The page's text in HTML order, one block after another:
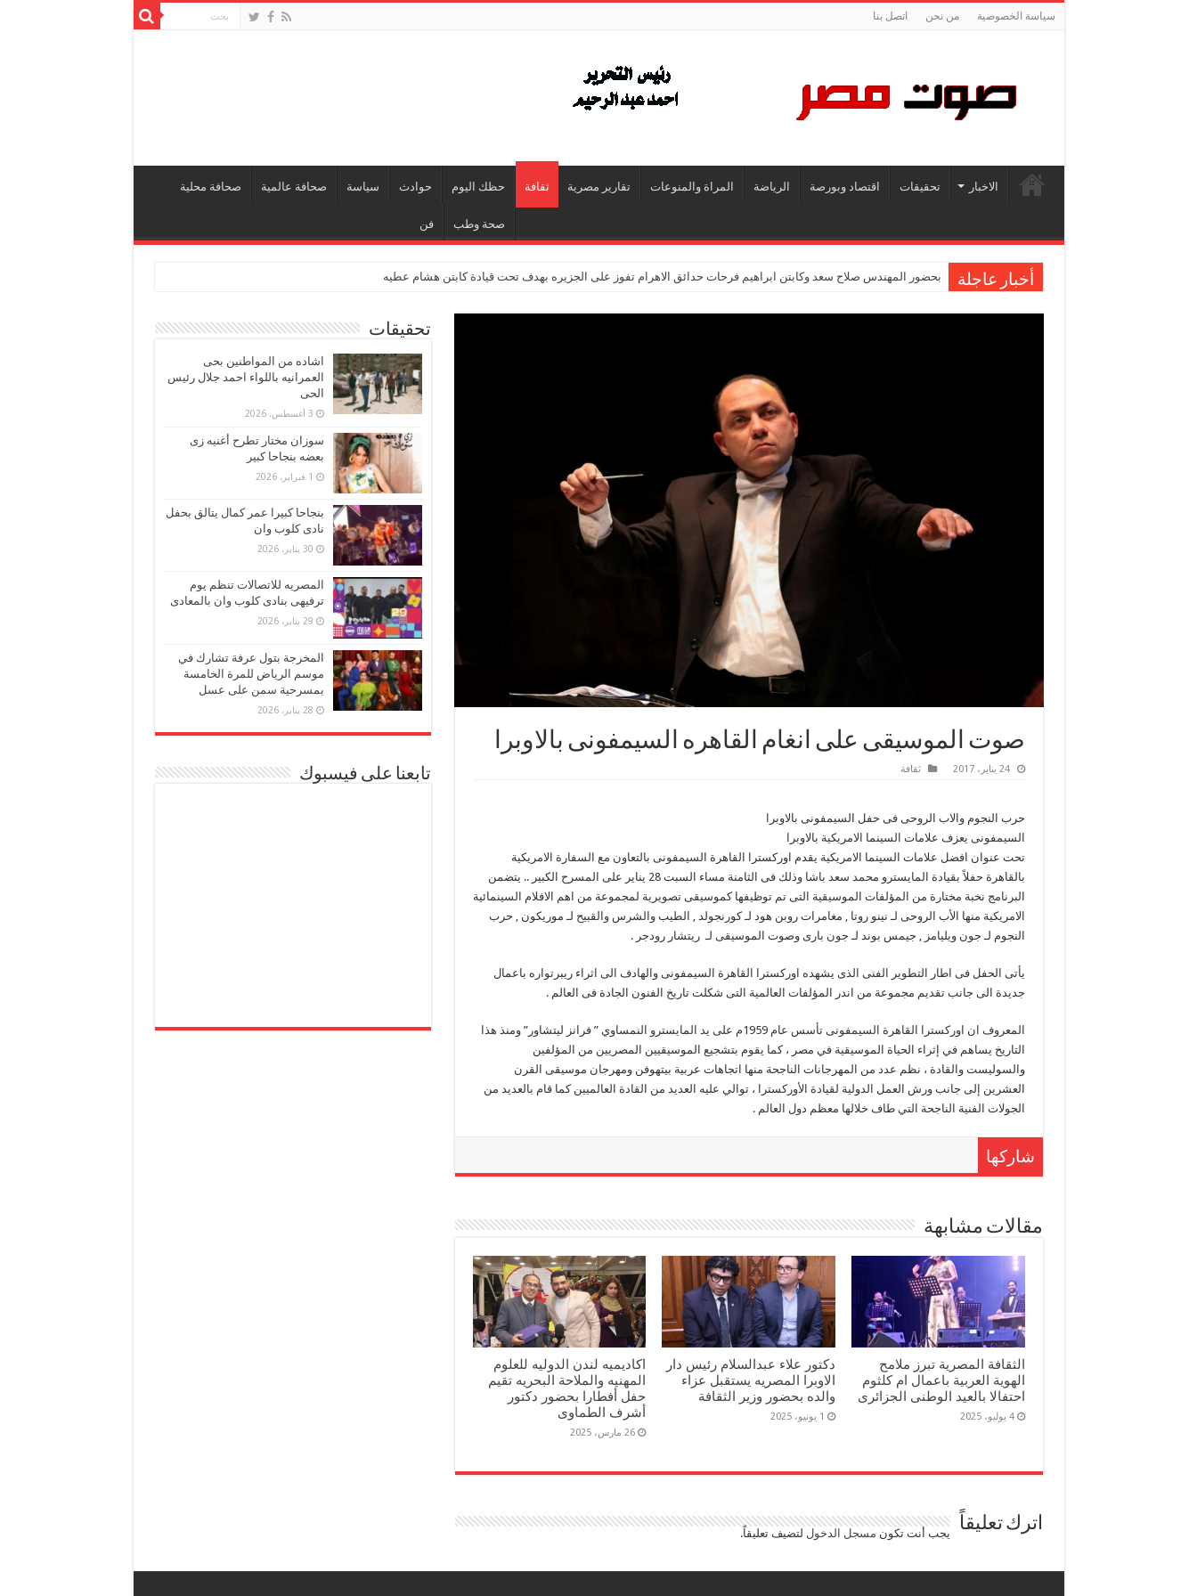
سياسة الخصوصية من نحن اتصل بنا
الاخبار تحقيقات اقتصاد وبورصة الرياضة المراة والمنوعات تقارير مصرية ثقافة حظك اليوم حوادث سياسة صحافة عالمية صحافة محلية
صحة وطب فن
أخبار عاجلة بحضور المهندس صلاح سعد وكابتن ابراهيم فرحات حدائق الاهرام تفوز على الجزيره بهدف تحت قيادة كابتن هشام عطيه
صوت الموسيقى على انغام القاهره السيمفونى بالاوبرا
24 يناير، 2017 ثقافة
حرب النجوم والاب الروحى فى حفل السيمفونى بالاوبرا
السيمفونى يعزف علامات السينما الامريكية بالاوبرا
تحت عنوان افضل علامات السينما الامريكية يقدم اوركسترا القاهرة السيمفونى بالتعاون مع السفارة الامريكية
بالقاهرة حفلاً بقيادة المايسترو محمد سعد باشا وذلك فى الثامنة مساء السبت 28 يناير على المسرح الكبير .. يتضمن
البرنامج نخبة مختارة من المؤلفات الموسيقية التى تم توظيفها كموسيقى تصويرية لمجموعة من اهم الافلام السينمائية
الامريكية منها الأب الروحى لـ نينو روتا , مغامرات روبن هود لـ كورنجولد , الطيب والشرس والقبيح لـ موريكون , حرب
النجوم لـ جون ويليامز , جيمس بوند لـ جون بارى وصوت الموسيقى لـ ريتشار رودجر .
يأتى الحفل فى اطار التطوير الفنى الذى يشهده اوركسترا القاهرة السيمفونى والهادف الى اثراء ريبرتواره باعمال
جديدة الى جانب تقديم مجموعة من اندر المؤلفات العالمية التى شكلت تاريخ الفنون الجادة فى العالم .
المعروف ان اوركسترا القاهرة السيمفونى تأسس عام 1959م على يد المايسترو النمساوي ” فرانز ليتشاور” ومنذ هذا
التاريخ يساهم في إثراء الحياة الموسيقية في مصر ، كما يقوم بتشجيع الموسيقيين المصريين من المؤلفين
والسوليست والقادة ، نظم عدد من المهرجانات الناجحة منها اتجاهات عربية بيتهوفن ومهرجان موسيقى القرن
العشرين إلى جانب ورش العمل الدولية لقيادة الأوركسترا ، توالي عليه العديد من القادة العالميين كما قام بالعديد من
الجولات الفنية الناجحة التي طاف خلالها معظم دول العالم .
شاركها
مقالات مشابهة
الثقافة المصرية تبرز ملامح
الهوية العربية باعمال ام كلثوم
احتفالا بالعيد الوطنى الجزائرى
4 يوليو، 2025
دكتور علاء عبدالسلام رئيس دار
الاوبرا المصريه يستقبل عزاء
والده بحضور وزير الثقافة
1 يونيو، 2025
اكاديميه لندن الدوليه للعلوم
المهنيه والملاحة البحريه تقيم
حفل أفطارا بحضور دكتور
أشرف الطماوى
26 مارس، 2025
اترك تعليقاً يجب أنت تكون مسجل الدخول لتضيف تعليقاً.
تحقيقات
اشاده من المواطنين بحى
العمرانيه باللواء احمد جلال رئيس
الحى
3 أغسطس، 2026
سوزان مختار تطرح أغنيه زى
بعضه بنجاحا كبير
1 فبراير، 2026
بنجاحا كبيرا عمر كمال يتالق بحفل
نادى كلوب وان
30 يناير، 2026
المصريه للاتصالات تنظم يوم
ترفيهى بنادى كلوب وان بالمعادى
29 يناير، 2026
المخرجة بتول عرفة تشارك في
موسم الرياض للمرة الخامسة
بمسرحية سمن على عسل
28 يناير، 2026
تابعنا على فيسبوك